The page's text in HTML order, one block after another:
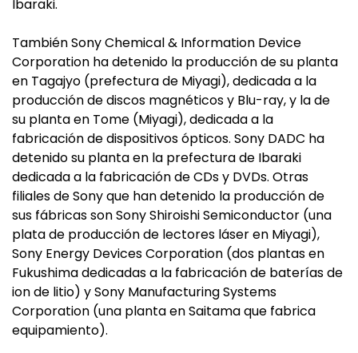
Ibaraki.
También Sony Chemical & Information Device
Corporation ha detenido la producción de su planta
en Tagajyo (prefectura de Miyagi), dedicada a la
producción de discos magnéticos y Blu-ray, y la de
su planta en Tome (Miyagi), dedicada a la
fabricación de dispositivos ópticos. Sony DADC ha
detenido su planta en la prefectura de Ibaraki
dedicada a la fabricación de CDs y DVDs. Otras
filiales de Sony que han detenido la producción de
sus fábricas son Sony Shiroishi Semiconductor (una
plata de producción de lectores láser en Miyagi),
Sony Energy Devices Corporation (dos plantas en
Fukushima dedicadas a la fabricación de baterías de
ion de litio) y Sony Manufacturing Systems
Corporation (una planta en Saitama que fabrica
equipamiento).